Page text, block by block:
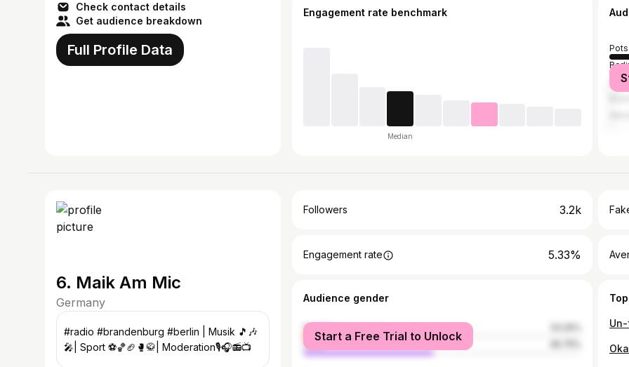
Check contact details
Get audience breakdown
Full Profile Data
Engagement rate benchmark
Median
6. Maik Am Mic
Germany
#radio #brandenburg #berlin | Musik 🎵🎶
🎤| Sport ⚽️🏀🏈🥊🥋| Moderation🎙🎧📻📺
Followers 3.2k
Engagement rate 5.33%
Audience gender
female
male
Start a Free Trial to Unlock